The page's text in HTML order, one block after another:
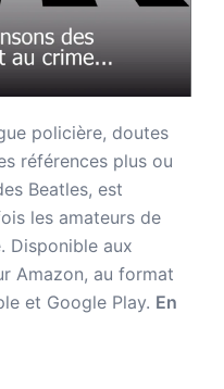
policière, doutes
références plus ou
Beatles, est
les amateurs de
Disponible aux
Amazon, au format
et Google Play. En